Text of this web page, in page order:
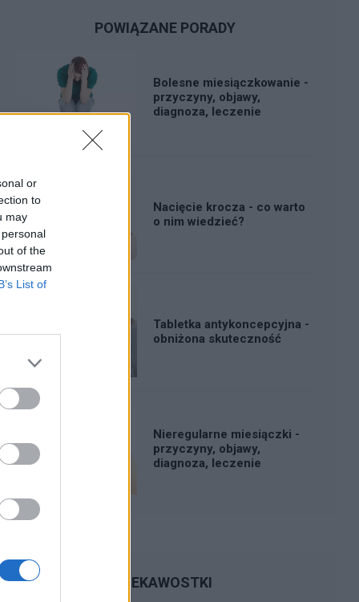
or
to
may
of the
List of
POWIĄZANE PORADY
Bolesne miesiączkowanie -
przyczyny, objawy,
diagnoza, leczenie
Nacięcie krocza - co warto
o nim wiedzieć?
Tabletka antykoncepcyjna -
obniżona skuteczność
Nieregularne miesiączki -
przyczyny, objawy,
diagnoza, leczenie
CIEKAWOSTKI